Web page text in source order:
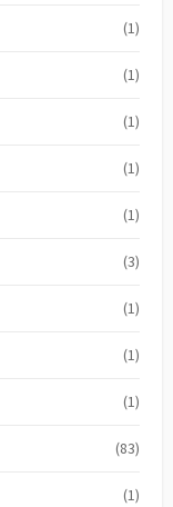
(1)
(1)
(1)
(1)
(1)
(3)
(1)
(1)
(1)
(83)
(1)